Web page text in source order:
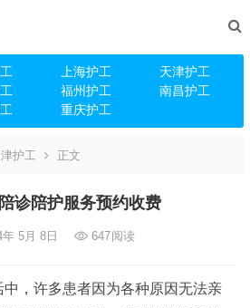
上海护工
天津护工
福州护工
南昌护工
重庆护工
护工 正文
诊陪护服务预约收费
5月 8日 647阅读
，许多患者因为各种原因无法亲